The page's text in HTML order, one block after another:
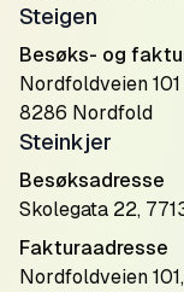
Steigen
Besøks- og
Nordfoldveien 101
8286 Nordfold
Steinkjer
Besøksadresse
Skolegata 22,
Fakturaadresse
Nordfoldveien